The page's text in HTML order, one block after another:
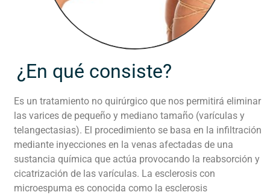
¿En qué consiste?
Es un tratamiento no quirúrgico que nos permitirá eliminar
las varices de pequeño y mediano tamaño (varículas y
telangectasias). El procedimiento se basa en la infiltración
mediante inyecciones en la venas afectadas de una
sustancia química que actúa provocando la reabsorción y
cicatrización de las varículas. La esclerosis con
microespuma es conocida como la esclerosis